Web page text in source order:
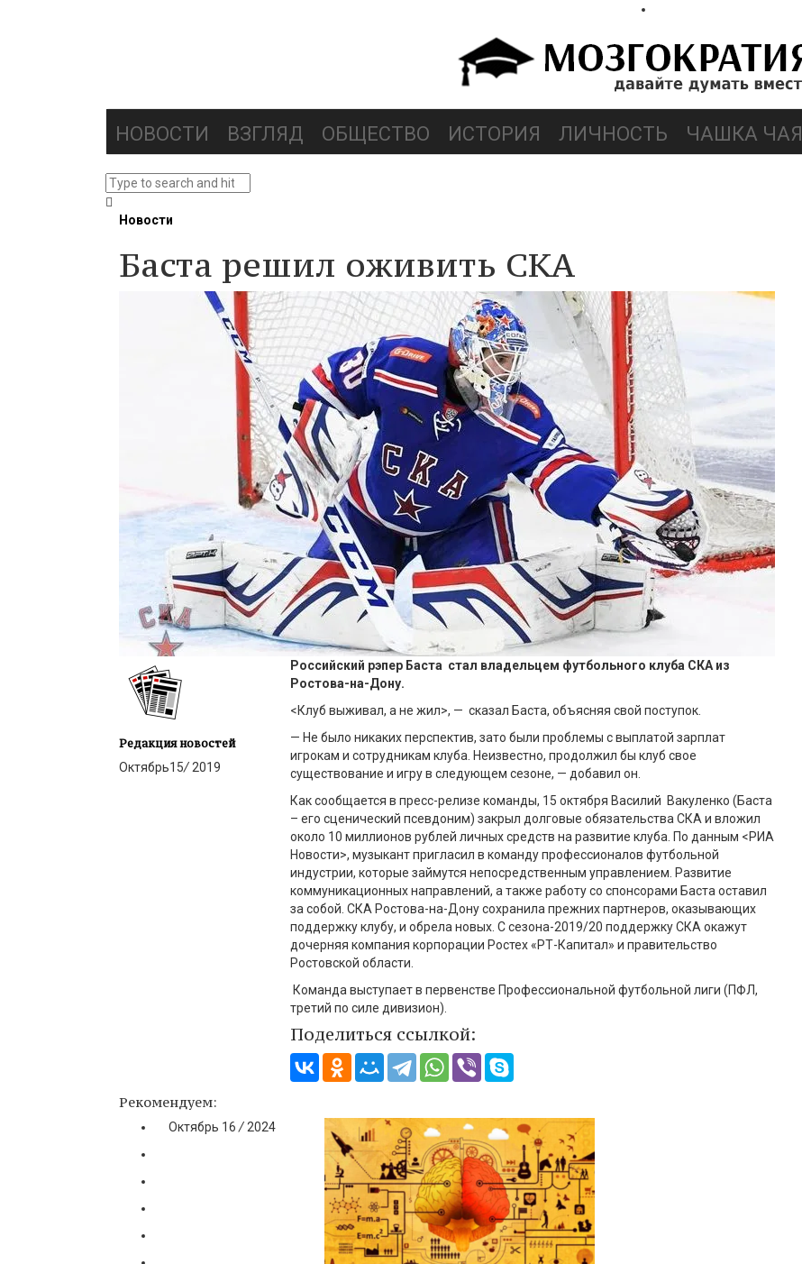
НОВОСТИ ВЗГЛЯД ОБЩЕСТВО ИСТОРИЯ ЛИЧНОСТЬ ЧАШКА ЧАЯ
Новости
Баста решил оживить СКА
Редакция новостей
Октябрь15/ 2019
Российский рэпер Баста стал владельцем футбольного клуба СКА из
Ростова-на-Дону.
<Клуб выживал, а не жил>, — сказал Баста, объясняя свой поступок.
— Не было никаких перспектив, зато были проблемы с выплатой зарплат
игрокам и сотрудникам клуба. Неизвестно, продолжил бы клуб свое
существование и игру в следующем сезоне, — добавил он.
Как сообщается в пресс-релизе команды, 15 октября Василий Вакуленко (Баста
– его сценический псевдоним) закрыл долговые обязательства СКА и вложил
около 10 миллионов рублей личных средств на развитие клуба. По данным <РИА
Новости>, музыкант пригласил в команду профессионалов футбольной
индустрии, которые займутся непосредственным управлением. Развитие
коммуникационных направлений, а также работу со спонсорами Баста оставил
за собой. СКА Ростова-на-Дону сохранила прежних партнеров, оказывающих
поддержку клубу, и обрела новых. С сезона-2019/20 поддержку СКА окажут
дочерняя компания корпорации Ростех«РТ-Капитал» и правительство
Ростовской области.
Команда выступает в первенстве Профессиональной футбольной лиги (ПФЛ,
третий по силе дивизион).
Поделиться ссылкой:
Рекомендуем:
Октябрь 16 / 2024